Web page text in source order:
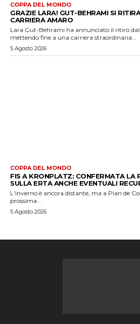
COPPA DEL MONDO
GRAZIE LARA! GUT-BEHRAMI SI
CARRIERA AMARO
Lara Gut-Behrami ha annunciato il ritiro
mettendo fine a una carriera straordinaria...
5 Agosto 2026
COPPA DEL MONDO
FIS A KRONPLATZ: CONFERMATA LA
SULLA ERTA ANCHE EVENTUALI
L'inverno è ancora distante, ma a Plan de
prossima...
5 Agosto 2026